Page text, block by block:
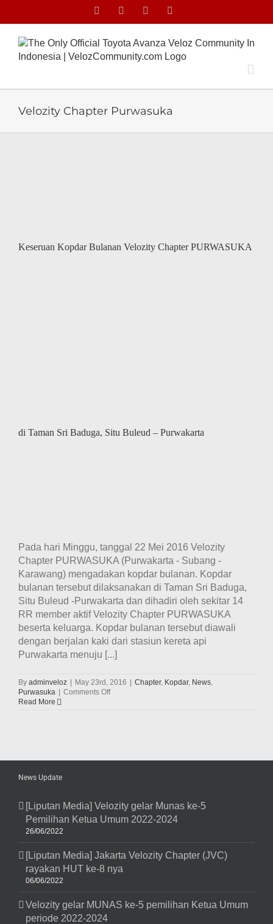
FacebookFacebook
Velozity Chapter Purwasuka
Keseruan Kopdar Bulanan Velozity Chapter PURWASUKA
di Taman Sri Baduga, Situ Buleud – Purwakarta
Pada hari Minggu, tanggal 22 Mei 2016 Velozity
Chapter PURWASUKA (Purwakarta - Subang -
Karawang) mengadakan kopdar bulanan. Kopdar
bulanan tersebut dilaksanakan di Taman Sri Baduga,
Situ Buleud -Purwakarta dan dihadiri oleh sekitar 14
RR member aktif Velozity Chapter PURWASUKA
beserta keluarga. Kopdar bulanan tersebut diawali
dengan berjalan kaki dari stasiun kereta api
Purwakarta menuju [...]
By adminveloz May 23rd, 2016 Chapter, Kopdar, News,
Purwasuka
Comments Offon
di
Buleud
–
Read More
News Update
[Liputan Media] Velozity gelar Munas ke-5
Pemilihan Ketua Umum 2022-2024
26/06/2022
[Liputan Media] Jakarta Velozity Chapter (JVC)
rayakan HUT ke-8 nya
06/06/2022
Velozity gelar MUNAS ke-5 pemilihan Ketua Umum
periode 2022-2024